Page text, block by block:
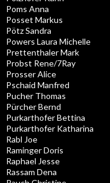
Poms Anna
Posset Markus
Pötz Sandra
Powers Laura Michelle
Prettenthaler Mark
Probst Rene/7Ray
Prosser Alice
Pschaid Manfred
Pucher Thomas
Pürcher Bernd
Purkarthofer Bettina
Purkarthofer Katharina
Rabl Joe
Raminger Doris
Raphael Jesse
Rassam Dena